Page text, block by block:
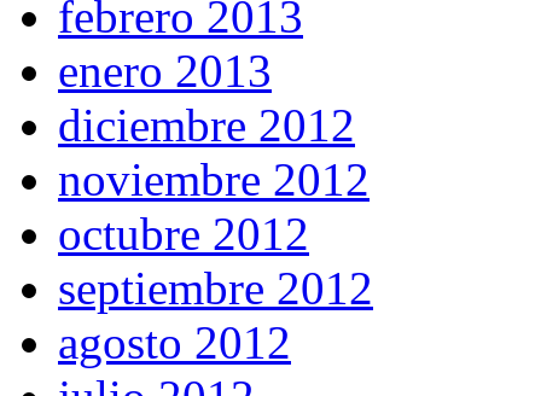
febrero 2013
enero 2013
diciembre 2012
noviembre 2012
octubre 2012
septiembre 2012
agosto 2012